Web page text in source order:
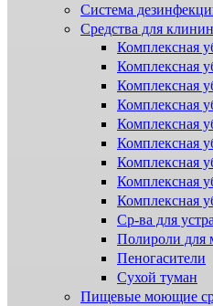
Система
Cредства для
Комплексная
Комплексная
Комплексная
Комплексная
Комплексная
Комплексная
Комплексная
Комплексная
Комплексная
Ср-ва для
Полироли для
Пеногасители
Сухой туман
Пищевые моющие